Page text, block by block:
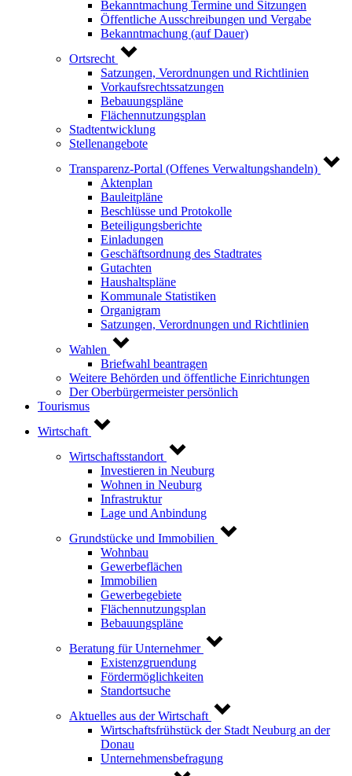
Bekanntmachung Termine und Sitzungen
Öffentliche Ausschreibungen und Vergabe
Bekanntmachung (auf Dauer)
Ortsrecht
Satzungen, Verordnungen und Richtlinien
Vorkaufsrechtssatzungen
Bebauungspläne
Flächennutzungsplan
Stadtentwicklung
Stellenangebote
Transparenz-Portal (Offenes Verwaltungshandeln)
Aktenplan
Bauleitpläne
Beschlüsse und Protokolle
Beteiligungsberichte
Einladungen
Geschäftsordnung des Stadtrates
Gutachten
Haushaltspläne
Kommunale Statistiken
Organigram
Satzungen, Verordnungen und Richtlinien
Wahlen
Briefwahl beantragen
Weitere Behörden und öffentliche Einrichtungen
Der Oberbürgermeister persönlich
Tourismus
Wirtschaft
Wirtschaftsstandort
Investieren in Neuburg
Wohnen in Neuburg
Infrastruktur
Lage und Anbindung
Grundstücke und Immobilien
Wohnbau
Gewerbeflächen
Immobilien
Gewerbegebiete
Flächennutzungsplan
Bebauungspläne
Beratung für Unternehmer
Existenzgruendung
Fördermöglichkeiten
Standortsuche
Aktuelles aus der Wirtschaft
Wirtschaftsfrühstück der Stadt Neuburg an der
Donau
Unternehmensbefragung